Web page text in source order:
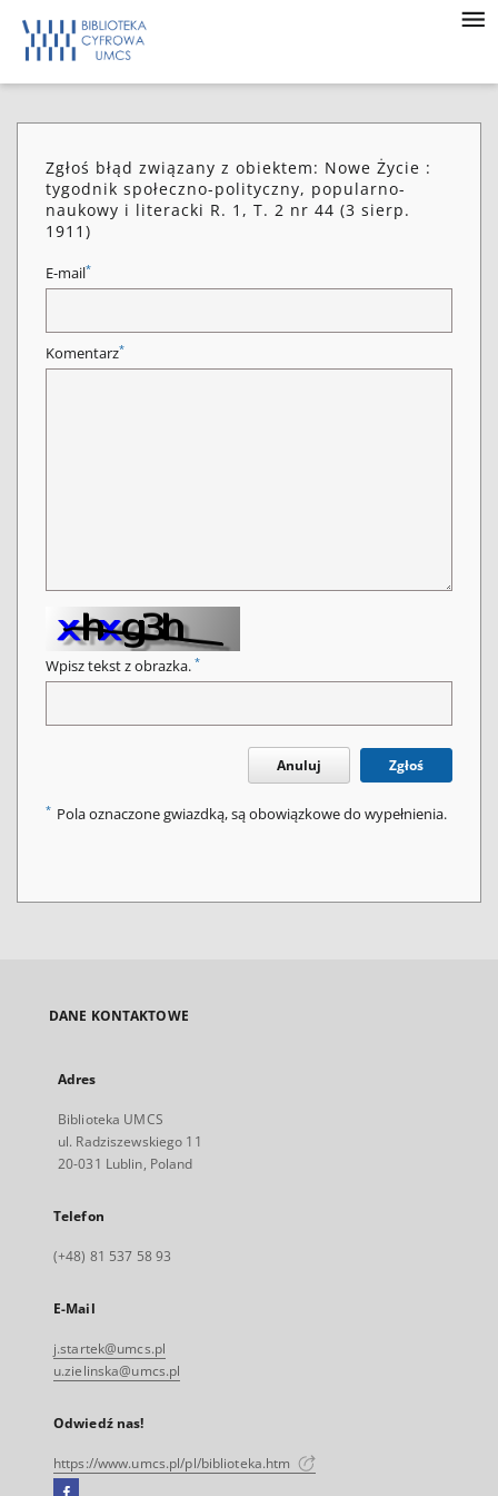
Zgłoś błąd związany z obiektem: Nowe Życie :
tygodnik społeczno-polityczny, popularno-
naukowy i literacki R. 1, T. 2 nr 44 (3 sierp.
1911)
E-mail*
Komentarz*
Wpisz tekst z obrazka. *
Anuluj Zgłoś
* Pola oznaczone gwiazdką, są obowiązkowe do wypełnienia.
DANE KONTAKTOWE
Adres
Biblioteka UMCS
ul. Radziszewskiego 11
20-031 Lublin, Poland
Telefon
(+48) 81 537 58 93
E-Mail
j.startek@umcs.pl
u.zielinska@umcs.pl
Odwiedź nas!
https://www.umcs.pl/pl/biblioteka.htm
Facebook